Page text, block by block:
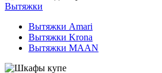
Вытяжки
Вытяжки Amari
Вытяжки Krona
Вытяжки MAAN